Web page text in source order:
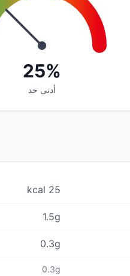
25%
أدنى حد
25 kcal
1.5g
0.3g
0.3g